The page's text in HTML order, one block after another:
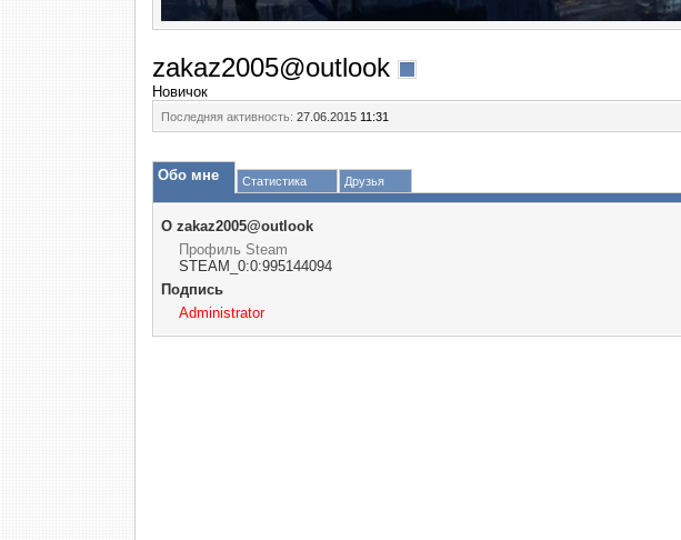
zakaz2005@outlook
Новичок
Последняя активность: 27.06.2015 11:31
Обо мне Статистика Друзья
О zakaz2005@outlook
Профиль Steam
STEAM_0:0:995144094
Подпись
Administrator